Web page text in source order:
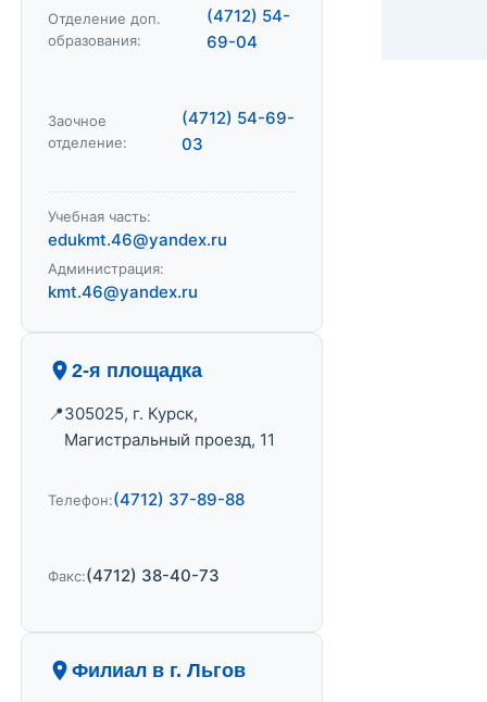
Отделение доп.
образования:
(4712) 54-
69-04
Заочное
отделение:
(4712) 54-69-
03
Учебная часть:
edukmt.46@yandex.ru
Администрация:
kmt.46@yandex.ru
2-я площадка
305025, г. Курск,
Магистральный проезд, 11
Телефон:(4712) 37-89-88
Факс:(4712) 38-40-73
Филиал в г. Льгов